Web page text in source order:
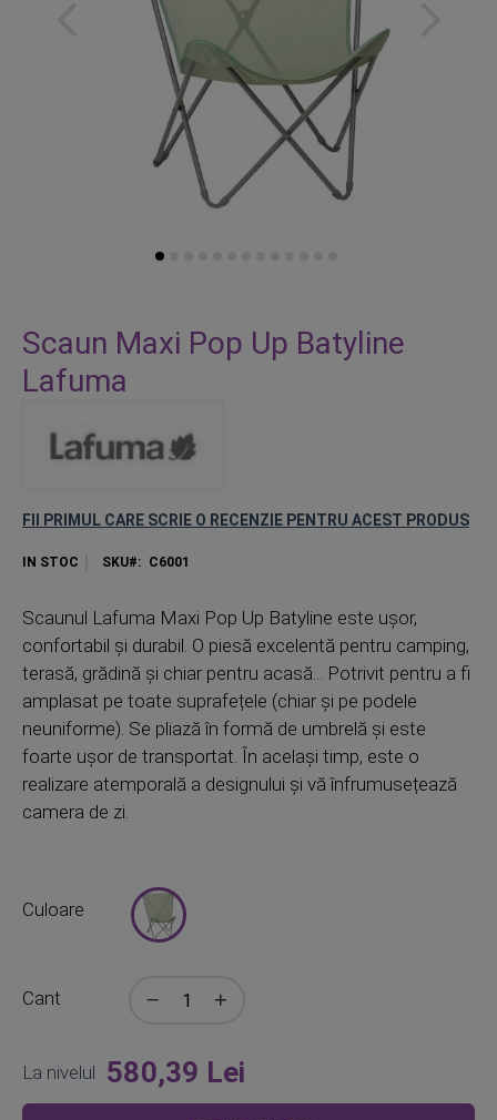
to
the
beginning
images
Scaun Maxi Pop Up Batyline
Lafuma
FII PRIMUL CARE SCRIE O RECENZIE PENTRU ACEST PRODUS
IN STOC SKU C6001
Scaunul Lafuma Maxi Pop Up Batyline este ușor,
confortabil și durabil. O piesă excelentă pentru camping,
terasă, grădină și chiar pentru acasă... Potrivit pentru a fi
amplasat pe toate suprafețele (chiar și pe podele
neuniforme). Se pliază în formă de umbrelă și este
foarte ușor de transportat. În același timp, este o
realizare atemporală a designului și vă înfrumusețează
camera de zi.
Culoare
Cant
La nivelul 580,39 Lei